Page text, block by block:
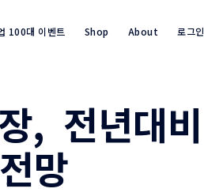
100대 이벤트 Shop About 로그인
색, 전년대비
망